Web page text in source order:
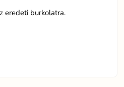
eredeti burkolatra.